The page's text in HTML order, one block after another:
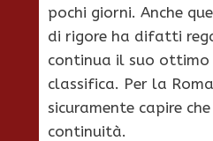
pochi giorni. Anche
di rigore ha difatti
continua il suo
classifica. Per la
sicuramente capire
continuità.